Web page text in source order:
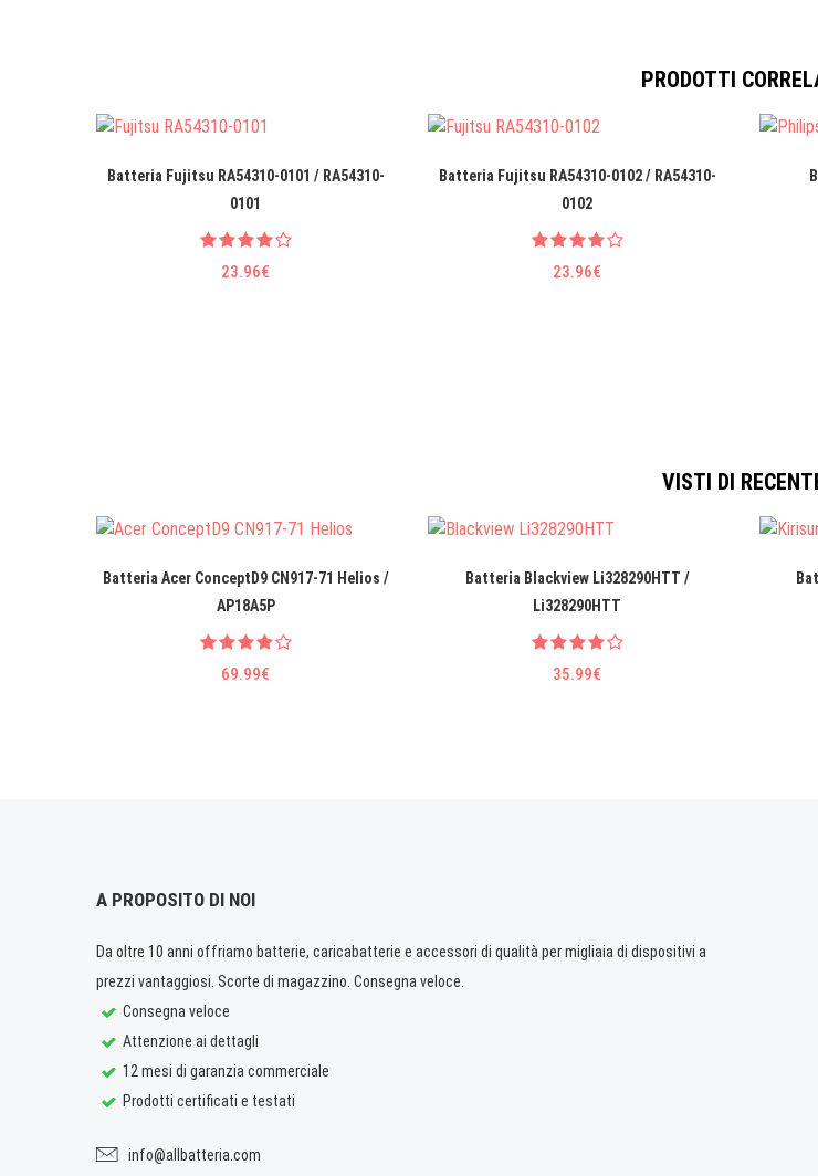
PRODOTTI
Batteria Fujitsu RA54310-0101 / RA54310-
0101
23.96€
Batteria Fujitsu RA54310-0102 / RA54310-
0102
23.96€
VISTI DI
Batteria Acer ConceptD9 CN917-71 Helios /
AP18A5P
69.99€
Batteria Blackview Li328290HTT /
Li328290HTT
35.99€
A PROPOSITO DI NOI
Da oltre 10 anni offriamo batterie, caricabatterie e accessori di qualità per migliaia di dispositivi a
prezzi vantaggiosi. Scorte di magazzino. Consegna veloce.
Consegna veloce
Attenzione ai dettagli
12 mesi di garanzia commerciale
Prodotti certificati e testati
info@allbatteria.com